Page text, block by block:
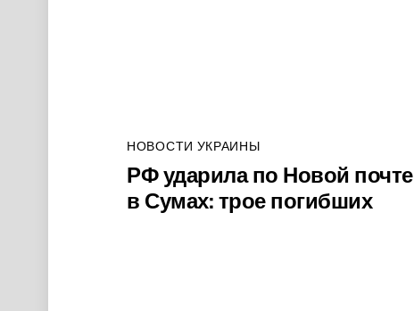
НОВОСТИ УКРАИНЫ
РФ ударила по Новой почте
в Сумах: трое погибших